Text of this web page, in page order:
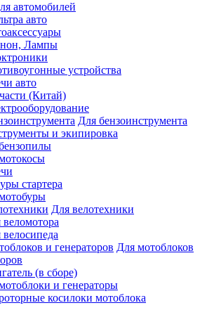
автомобилей
авто
Лампы
устройства
авто
(Китай)
Для бензоинструмента
и экипировка
стартера
Для велотехники
веломотора
велосипеда
Для мотоблоков
(в сборе)
и генераторы
косилоки мотоблока